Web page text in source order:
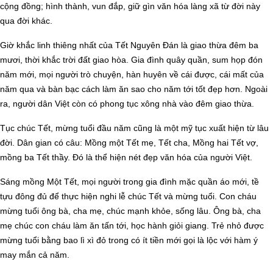
cộng đồng; hình thành, vun đắp, giữ gìn văn hóa làng xã từ đời này
qua đời khác.
Giờ khắc linh thiêng nhất của Tết Nguyên Đán là giao thừa đêm ba
mươi, thời khắc trời đất giao hòa. Gia đình quây quần, sum họp đón
năm mới, mọi người trò chuyện, hàn huyên về cái được, cái mất của
năm qua và bàn bạc cách làm ăn sao cho năm tới tốt đẹp hơn. Ngoài
ra, người dân Việt còn có phong tục xông nhà vào đêm giao thừa.
Tục chúc Tết, mừng tuổi đầu năm cũng là một mỹ tục xuất hiện từ lâu
đời. Dân gian có câu: Mồng một Tết mẹ, Tết cha, Mồng hai Tết vợ,
mồng ba Tết thầy. Đó là thể hiện nét đẹp văn hóa của người Việt.
Sáng mồng Một Tết, mọi người trong gia đình mặc quần áo mới, tề
tựu đông đủ để thực hiện nghi lễ chúc Tết và mừng tuổi. Con cháu
mừng tuổi ông bà, cha mẹ, chúc mạnh khỏe, sống lâu. Ông bà, cha
mẹ chúc con cháu làm ăn tấn tới, học hành giỏi giang. Trẻ nhỏ được
mừng tuổi bằng bao lì xì đỏ trong có ít tiền mới gọi là lộc với hàm ý
may mắn cả năm.